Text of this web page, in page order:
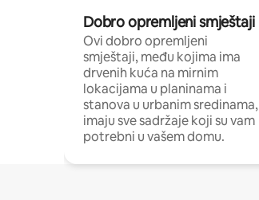
Dobro opremljeni smještaji
Ovi dobro opremljeni
smještaji, među kojima ima
drvenih kuća na mirnim
lokacijama u planinama i
stanova u urbanim sredinama,
imaju sve sadržaje koji su vam
potrebni u vašem domu.